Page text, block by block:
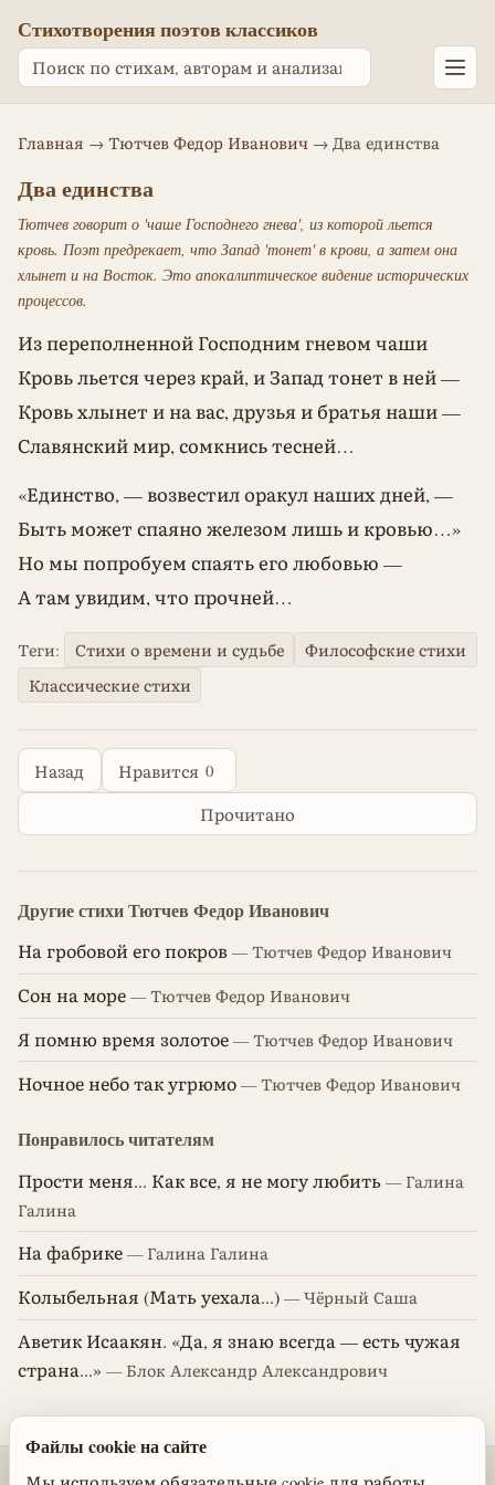
Стихотворения поэтов классиков
Главная → Тютчев Федор Иванович → Два единства
Два единства
Тютчев говорит о 'чаше Господнего гнева', из которой льется
кровь. Поэт предрекает, что Запад 'тонет' в крови, а затем она
хлынет и на Восток. Это апокалиптическое видение исторических
процессов.
Из переполненной Господним гневом чаши
Кровь льется через край, и Запад тонет в ней —
Кровь хлынет и на вас, друзья и братья наши —
Славянский мир, сомкнись тесней…
«Единство, — возвестил оракул наших дней, —
Быть может спаяно железом лишь и кровью…»
Но мы попробуем спаять его любовью —
А там увидим, что прочней…
Теги: Стихи о времени и судьбе
Философские стихи
Классические стихи
Назад Нравится 0
Прочитано
Другие стихи Тютчев Федор Иванович
На гробовой его покров — Тютчев Федор Иванович
Сон на море — Тютчев Федор Иванович
Я помню время золотое — Тютчев Федор Иванович
Ночное небо так угрюмо — Тютчев Федор Иванович
Понравилось читателям
Прости меня... Как все, я не могу любить — Галина
Галина
На фабрике — Галина Галина
Колыбельная (Мать уехала...) — Чёрный Саша
Аветик Исаакян. «Да, я знаю всегда — есть чужая
страна...» — Блок Александр Александрович
Файлы cookie на сайте